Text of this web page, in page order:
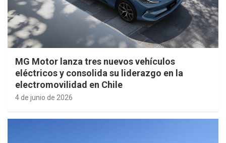
MG Motor lanza tres nuevos vehículos
eléctricos y consolida su liderazgo en la
electromovilidad en Chile
4 de junio de 2026